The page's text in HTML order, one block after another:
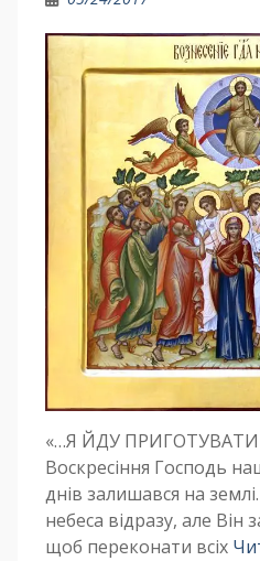
«…Я ЙДУ ПРИГОТУВАТИ
Воскресіння Господь
днів залишався на
небеса відразу, але Він
щоб переконати всіх